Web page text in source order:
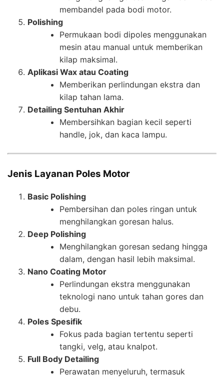
membandel pada bodi motor.
Polishing
Permukaan bodi dipoles menggunakan
mesin atau manual untuk memberikan
kilap maksimal.
Aplikasi Wax atau Coating
Memberikan perlindungan ekstra dan
kilap tahan lama.
Detailing Sentuhan Akhir
Membersihkan bagian kecil seperti
handle, jok, dan kaca lampu.
Jenis Layanan Poles Motor
Basic Polishing
Pembersihan dan poles ringan untuk
menghilangkan goresan halus.
Deep Polishing
Menghilangkan goresan sedang hingga
dalam, dengan hasil lebih maksimal.
Nano Coating Motor
Perlindungan ekstra menggunakan
teknologi nano untuk tahan gores dan
debu.
Poles Spesifik
Fokus pada bagian tertentu seperti
tangki, velg, atau knalpot.
Full Body Detailing
Perawatan menyeluruh, termasuk